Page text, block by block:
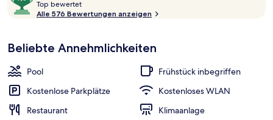
von
10,
beliebt
Top bewertet
o
b
r
Alle 576 Bewertungen anzeigen
Beliebte Annehmlichkeiten
Pool
Frühstück inbegriffen
Kostenlose Parkplätze
Kostenloses WLAN
Restaurant
Klimaanlage